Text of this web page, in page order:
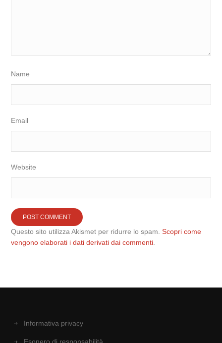
Name
Email
Website
Questo sito utilizza Akismet per ridurre lo spam.Scopri come
vengono elaborati i dati derivati dai commenti
Informativa privacy